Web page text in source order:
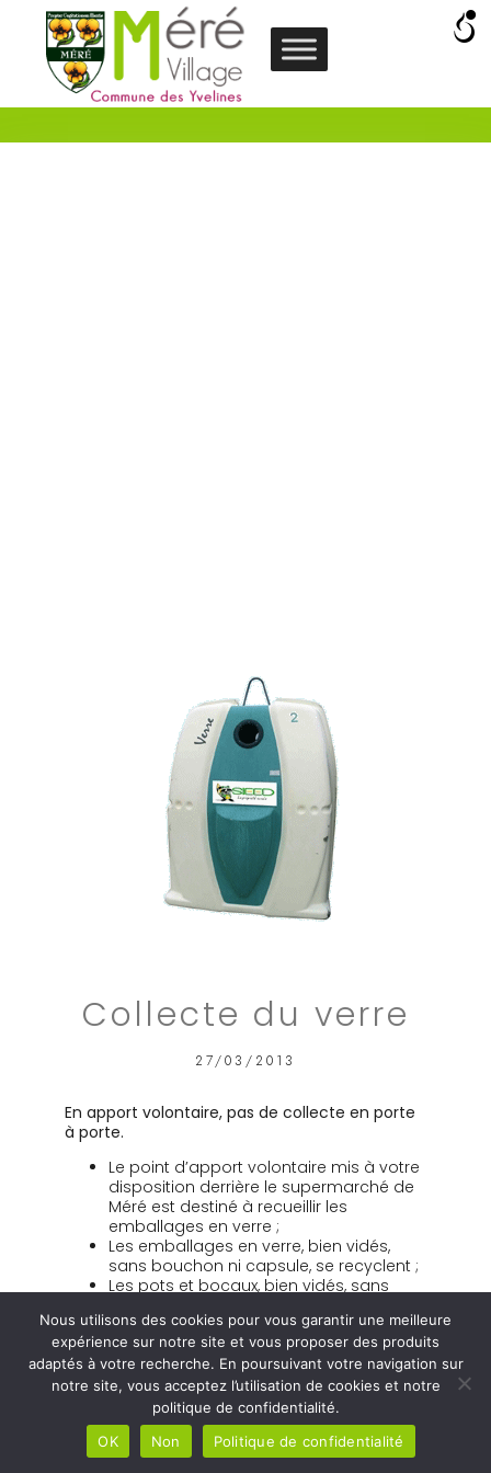
Collecte du verre
27/03/2013
En apport volontaire, pas de collecte en porte
à porte.
Le point d’apport volontaire mis à votre
disposition derrière le supermarché de
Méré est destiné à recueillir les
emballages en verre ;
Les emballages en verre, bien vidés,
sans bouchon ni capsule, se recyclent ;
Les pots et bocaux, bien vidés, sans
3 000 bouteilles en verre triées = 3 000
nouvelles bouteilles en verre = 0,5 m3 d’eau
économisé
Nous utilisons des cookies pour vous garantir une meilleure
expérience sur notre site et vous proposer des produits
adaptés à votre recherche. En poursuivant votre navigation sur
notre site, vous acceptez l’utilisation de cookies et notre
politique de confidentialité.
OK
Non Politique de confidentialité